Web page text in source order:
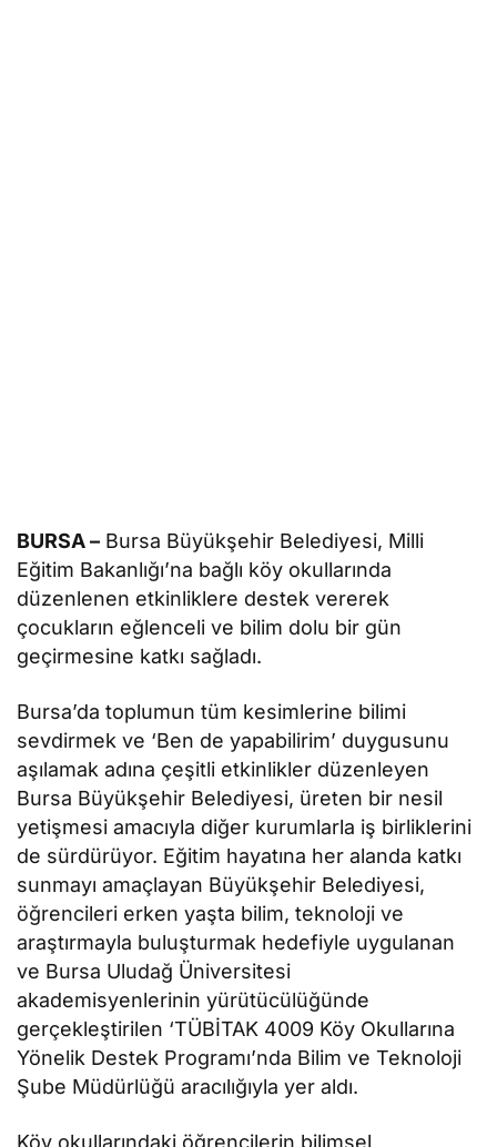
BURSA – Bursa Büyükşehir Belediyesi, Milli
Eğitim Bakanlığı’na bağlı köy okullarında
düzenlenen etkinliklere destek vererek
çocukların eğlenceli ve bilim dolu bir gün
geçirmesine katkı sağladı.
Bursa’da toplumun tüm kesimlerine bilimi
sevdirmek ve ‘Ben de yapabilirim’ duygusunu
aşılamak adına çeşitli etkinlikler düzenleyen
Bursa Büyükşehir Belediyesi, üreten bir nesil
yetişmesi amacıyla diğer kurumlarla iş birliklerini
de sürdürüyor. Eğitim hayatına her alanda katkı
sunmayı amaçlayan Büyükşehir Belediyesi,
öğrencileri erken yaşta bilim, teknoloji ve
araştırmayla buluşturmak hedefiyle uygulanan
ve Bursa Uludağ Üniversitesi
akademisyenlerinin yürütücülüğünde
gerçekleştirilen ‘TÜBİTAK 4009 Köy Okullarına
Yönelik Destek Programı’nda Bilim ve Teknoloji
Şube Müdürlüğü aracılığıyla yer aldı.
Köy okullarındaki öğrencilerin bilimsel